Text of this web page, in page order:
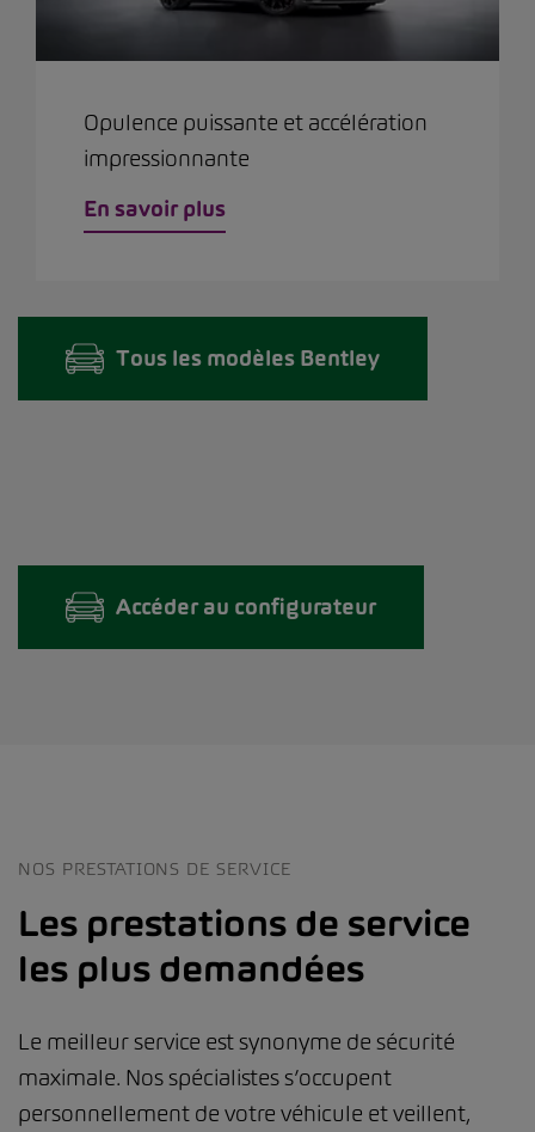
Opulence puissante et accélération
impressionnante
En savoir plus
Tous les modèles Bentley
Accéder au configurateur
NOS PRESTATIONS DE SERVICE
Les prestations de service
les plus demandées
Le meilleur service est synonyme de sécurité
maximale. Nos spécialistes s’occupent
personnellement de votre véhicule et veillent,